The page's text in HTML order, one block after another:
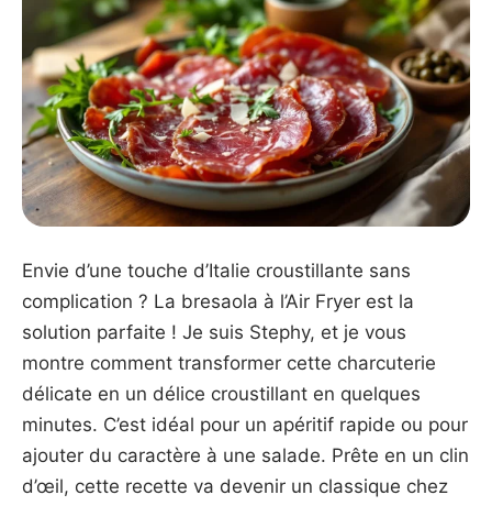
Envie d’une touche d’Italie croustillante sans
complication ? La bresaola à l’Air Fryer est la
solution parfaite ! Je suis Stephy, et je vous
montre comment transformer cette charcuterie
délicate en un délice croustillant en quelques
minutes. C’est idéal pour un apéritif rapide ou pour
ajouter du caractère à une salade. Prête en un clin
d’œil, cette recette va devenir un classique chez